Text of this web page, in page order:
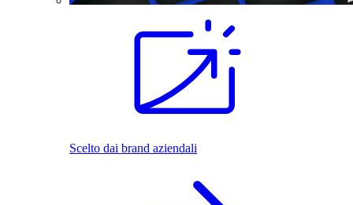
Scelto dai brand aziendali